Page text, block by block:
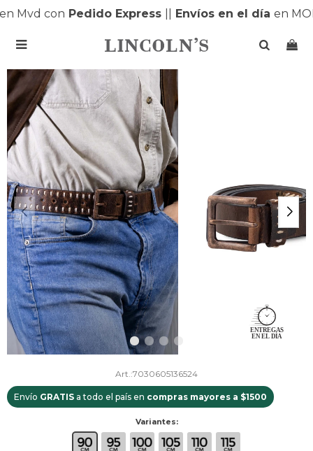
Mvd conPedido Express|| Envíos en el díaen

7030605136524
Envío GRATIS a todo el país en compras mayores a $1500
Variantes: